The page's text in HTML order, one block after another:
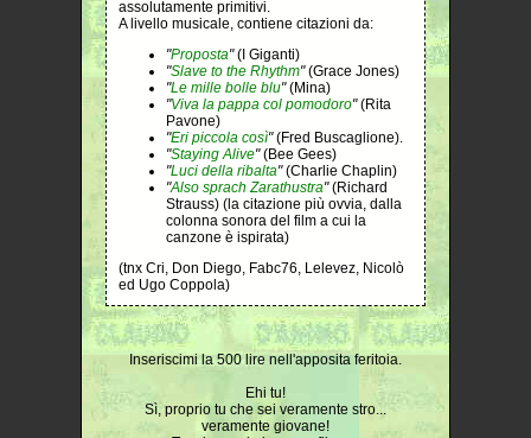
assolutamente primitivi.
A livello musicale, contiene citazioni da:
"Proposta"(I Giganti)
"Slave to the Rhythm"(Grace Jones)
"Le mille bolle blu"(Mina)
"Viva la pappa col pomodoro"(Rita
Pavone)
"Eri piccola così"(Fred Buscaglione).
"Staying Alive"(Bee Gees)
"Luci della ribalta"(Charlie Chaplin)
"Also sprach Zarathustra"(Richard
Strauss) (la citazione più ovvia, dalla
colonna sonora del film a cui la
canzone è ispirata)
(tnx Cri, Don Diego, Fabc76, Lelevez, Nicolò
ed Ugo Coppola)
Inseriscimi la 500 lire nell'apposita feritoia.
Ehi tu!
Sì, proprio tu che sei veramente stro...
veramente giovane!